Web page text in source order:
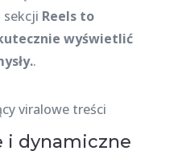
sekcji Reels to
wyświetlić
.
i dynamiczne